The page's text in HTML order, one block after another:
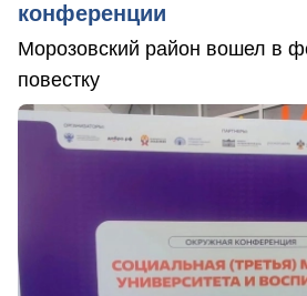
конференции
Морозовский район вошел в
повестку